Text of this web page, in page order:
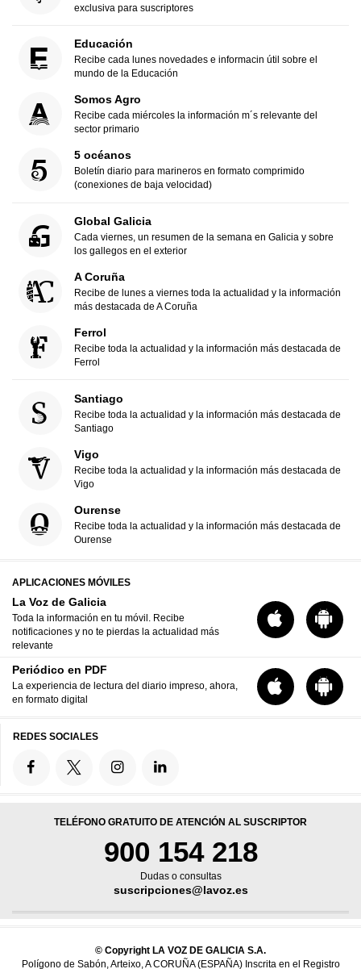
exclusiva para suscriptores
Educación
Recibe cada lunes novedades e informacin útil sobre el
mundo de la Educación
Somos Agro
Recibe cada miércoles la información m´s relevante del
sector primario
5 océanos
Boletín diario para marineros en formato comprimido
(conexiones de baja velocidad)
Global Galicia
Cada viernes, un resumen de la semana en Galicia y sobre
los gallegos en el exterior
A Coruña
Recibe de lunes a viernes toda la actualidad y la información
más destacada de A Coruña
Ferrol
Recibe toda la actualidad y la información más destacada de
Ferrol
Santiago
Recibe toda la actualidad y la información más destacada de
Santiago
Vigo
Recibe toda la actualidad y la información más destacada de
Vigo
Ourense
Recibe toda la actualidad y la información más destacada de
Ourense
APLICACIONES MÓVILES
La Voz de Galicia
Toda la información en tu móvil. Recibe
notificaciones y no te pierdas la actualidad más
relevante
Periódico en PDF
La experiencia de lectura del diario impreso, ahora,
en formato digital
REDES SOCIALES
TELÉFONO GRATUITO DE ATENCIÓN AL SUSCRIPTOR
900 154 218
Dudas o consultas
suscripciones@lavoz.es
© Copyright LA VOZ DE GALICIA S.A.
Polígono de Sabón, Arteixo, A CORUÑA (ESPAÑA) Inscrita en el Registro